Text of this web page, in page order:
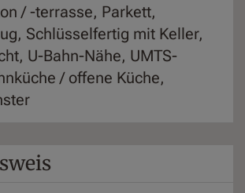
/ -terrasse Parkett
Schlüsselfertig mit Keller
U-Bahn-Nähe UMTS-
/ offene Küche